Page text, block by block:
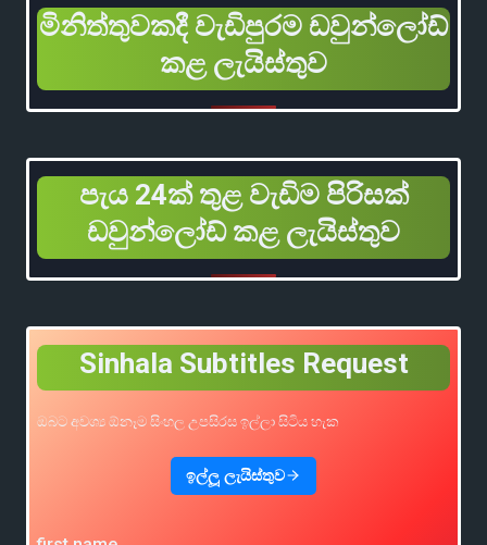
මිනිත්තුවකදී වැඩිපුරම ඩවුන්ලෝඩ්
කළ ලැයිස්තුව
පැය 24ක් තුළ වැඩිම පිරිසක්
ඩවුන්ලෝඩ් කළ ලැයිස්තුව
Sinhala Subtitles Request
ඔබට අවශ්‍ය ඕනෑම සිංහල උපසිරස ඉල්ලා සිටිය හැක
ඉල්ලූ ලැයිස්තුව